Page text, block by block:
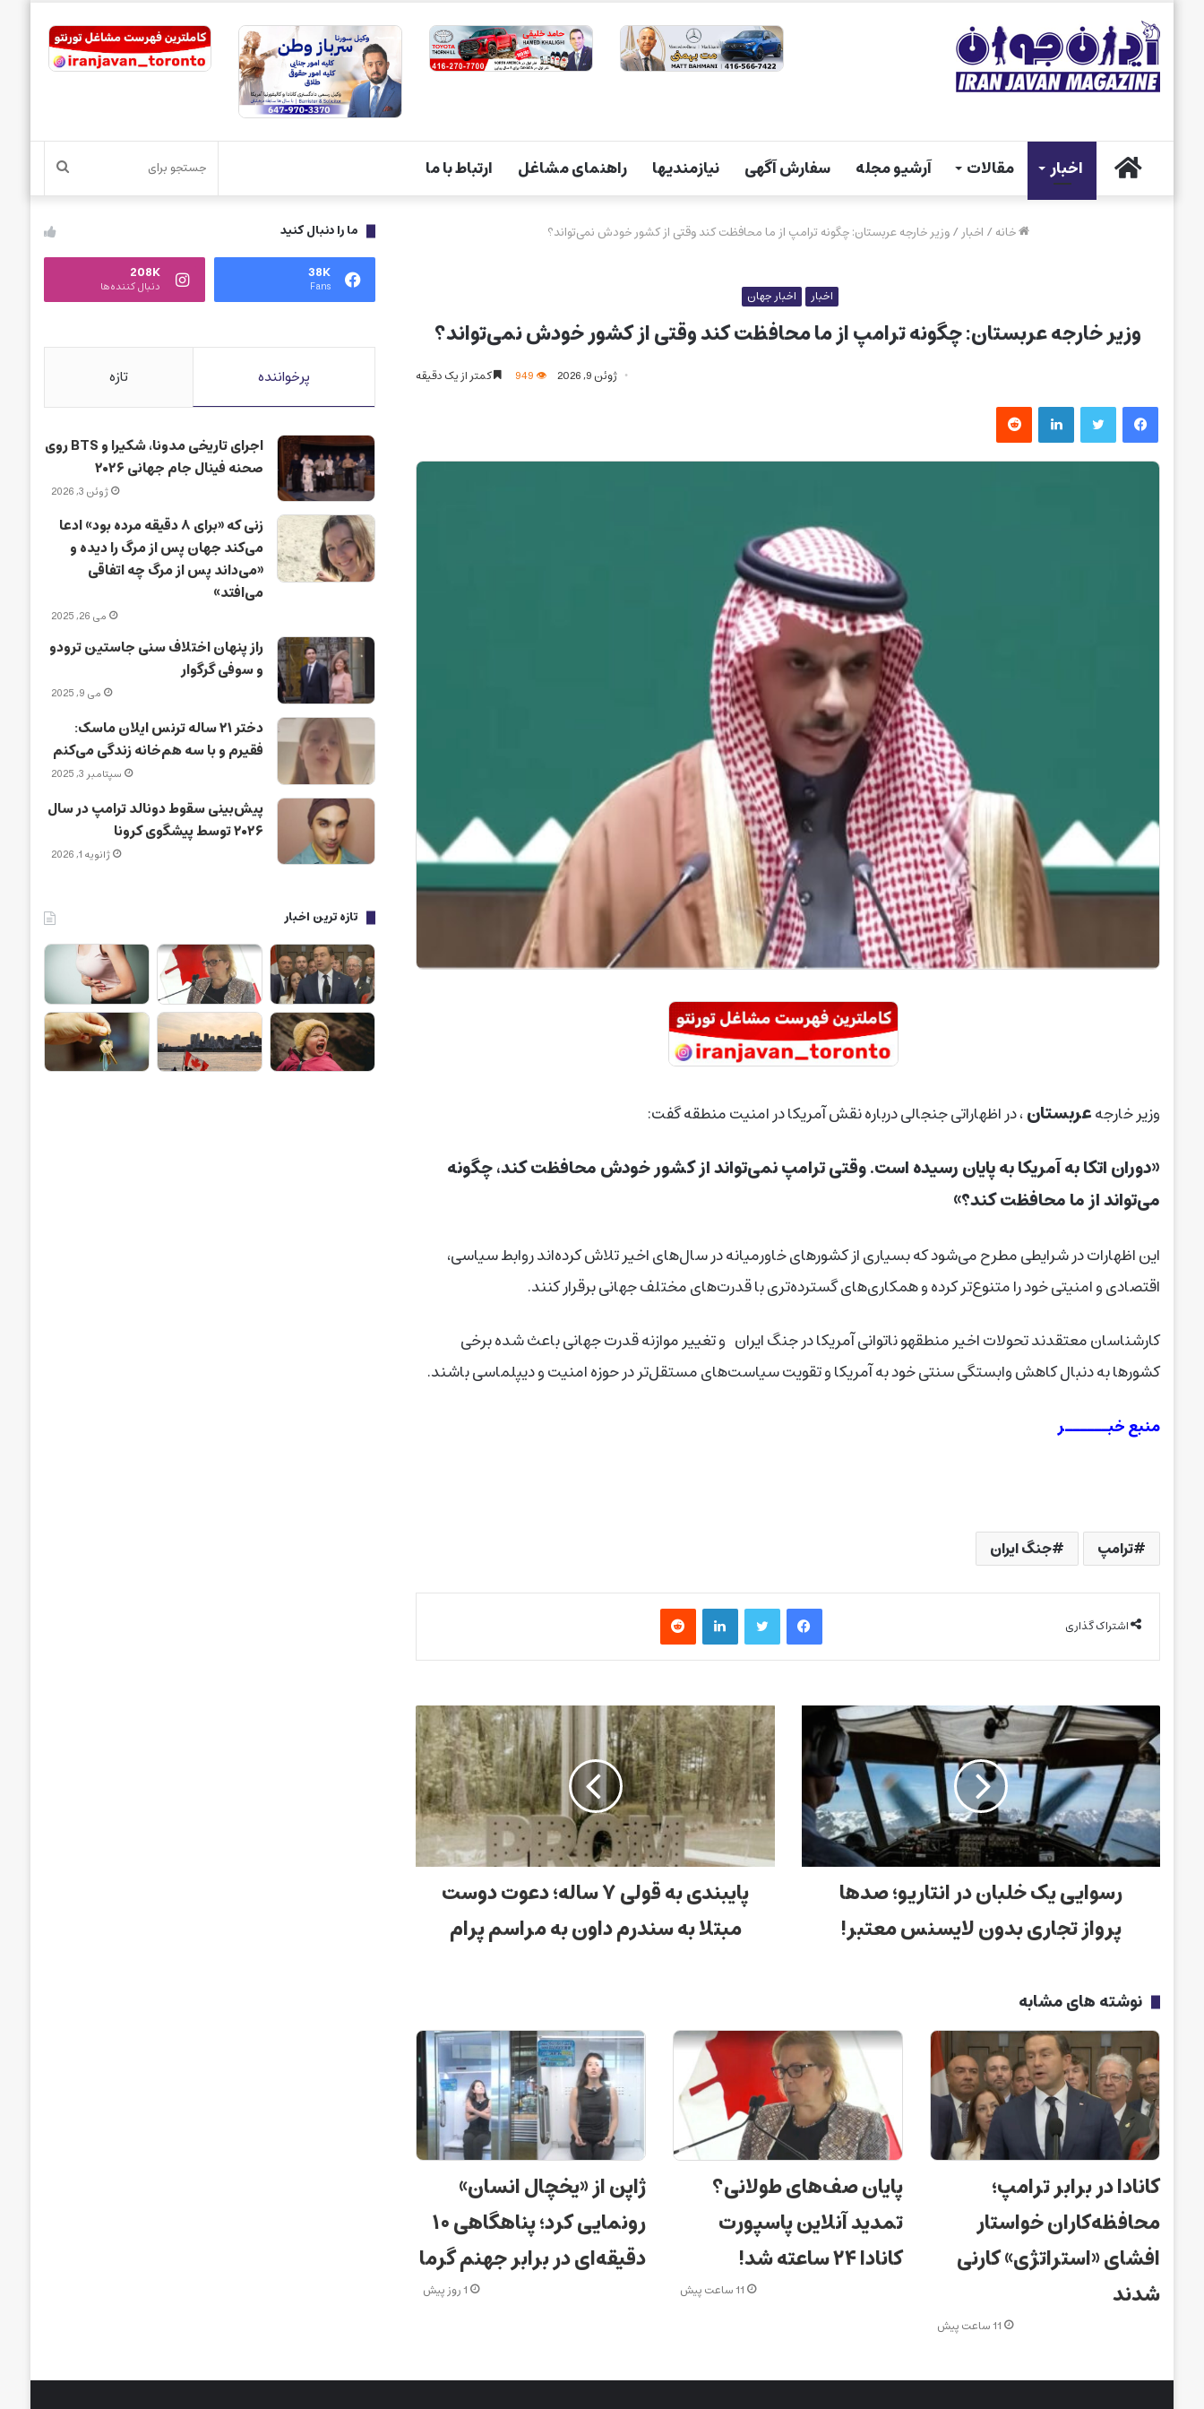
خانه اخبار مقالات آرشیو مجله سفارش آگهی نیازمندیها راهنمای مشاغل ارتباط با ما جستجو
برای خانه/ اخبار/وزیر خارجه عربستان: چگونه ترامپ از ما محافظت کند وقتی از کشور خودش نمی‌تواند؟
اخبار اخبار جهان
وزیر خارجه عربستان: چگونه ترامپ از ما محافظت کند وقتی از کشور خودش نمی‌تواند؟
ژوئن 9, 2026 کمتر از یک دقیقه
فیس بوک توییتر لینکدین‫رددیت
وزیر خارجهعربستان ، در اظهاراتی جنجالی درباره نقش آمریکا در امنیت منطقه گفت:
«دوران اتکا به آمریکا به پایان رسیده است. وقتی ترامپ نمی‌تواند از کشور خودش محافظت کند، چگونه
می‌تواند از ما محافظت کند؟»
این اظهارات در شرایطی مطرح می‌شود که بسیاری از کشورهای خاورمیانه در سال‌های اخیر تلاش کرده‌اند روابط سیاسی،
اقتصادی و امنیتی خود را متنوع‌تر کرده و همکاری‌های گسترده‌تری با قدرت‌های مختلف جهانی برقرار کنند.
کارشناسان معتقدند تحولات اخیر منطقهو ناتوانی آمریکا در جنگ ایران و تغییر موازنه قدرت جهانی باعث شده برخی
کشورها به دنبال کاهش وابستگی سنتی خود به آمریکا و تقویت سیاست‌های مستقل‌تر در حوزه امنیت و دیپلماسی باشند.
منبع خبــــــر
ترامپ جنگ ایران
اشتراک گذاری
فیس بوک توییتر لینکدین‫رددیت
رسوایی یک خلبان در انتاریو؛ صدها
پرواز تجاری بدون لایسنس معتبر!
پایبندی به قولی ۷ ساله؛ دعوت دوست
مبتلا به سندرم داون به مراسم پرام
نوشته های مشابه
کانادا در برابر ترامپ؛
محافظه‌کاران خواستار
افشای «استراتژی» کارنی
شدند
11 ساعت پیش
پایان صف‌های طولانی؟
تمدید آنلاین پاسپورت
کانادا ۲۴ ساعته شد!
11 ساعت پیش
ژاپن از «یخچال انسان»
رونمایی کرد؛ پناهگاهی ۱۰
دقیقه‌ای در برابر جهنم گرما
1 روز پیش
ما را دنبال کنید
38K
Fans
208K
دنبال کننده‌ها
پرخواننده تازه
اجرای تاریخی مدونا، شکیرا و BTS روی
صحنه فینال جام جهانی ۲۰۲۶
ژوئن 3, 2026
زنی که «برای ۸ دقیقه مرده بود» ادعا
می‌کند جهان پس از مرگ را دیده و
«می‌داند پس از مرگ چه اتفاقی
می‌افتد»
می 26, 2025
راز پنهان اختلاف سنی جاستین ترودو
و سوفی گرگوار
می 9, 2025
دختر ۲۱ ساله ترنس ایلان ماسک:
فقیرم و با سه هم‌خانه زندگی می‌کنم
سپتامبر 3, 2025
پیش‌بینی سقوط دونالد ترامپ در سال
۲۰۲۶ توسط پیشگوی کرونا
ژانویه 1, 2026
تازه ترین اخبار